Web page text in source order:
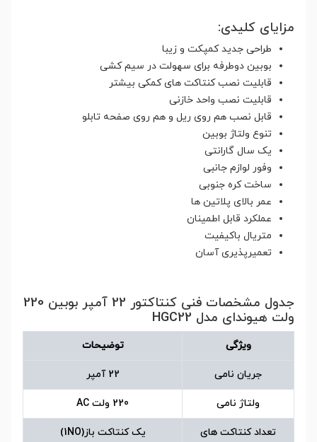
مزایای کلیدی:
طراحی جدید کمپکت و زیبا
بوبین دوطرفه برای سهولت در سیم کشی
قابلیت نصب کنتاکت های کمکی بیشتر
قابلیت نصب واحد خازنی
قابل نصب هم روی ریل و هم روی صفحه تابلو
تنوع ولتاژ بوبین
یک سال گارانتی
وفور لوازم جانبی
ساخت کره جنوبی
عمر بالای پلاتین ها
عملکرد قابل اطمینان
متریال باکیفیت
تعمیرپذیری آسان
جدول مشخصات فنی کنتاکتور 22 آمپر بوبین 220
ولت هیوندای مدل HGC22
ویژگی توضیحات
جریان نامی 22 آمپر
ولتاژ نامی 220 ولت AC
تعداد کنتاکت های
یک کنتاکت باز(1NO)